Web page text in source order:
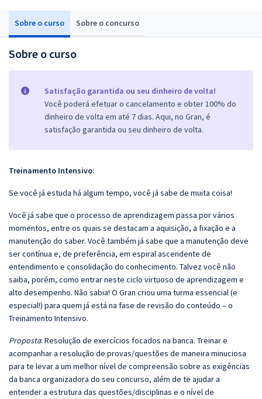
Sobre o curso Sobre o concurso
Sobre o curso
Satisfação garantida ou seu dinheiro de volta!
Você poderá efetuar o cancelamento e obter 100% do
dinheiro de volta em até 7 dias. Aqui, no Gran, é
satisfação garantida ou seu dinheiro de volta.
Treinamento Intensivo:
Se você já estuda há algum tempo, você já sabe de muita coisa!
Você já sabe que o processo de aprendizagem passa por vários
momentos, entre os quais se destacam a aquisição, a fixação e a
manutenção do saber. Você também já sabe que a manutenção deve
ser contínua e, de preferência, em espiral ascendente de
entendimento e consolidação do conhecimento. Talvez você não
saiba, porém, como entrar neste ciclo virtuoso de aprendizagem e
alto desempenho. Não sabia! O Gran criou uma turma essencial (e
especial!) para quem já está na fase de revisão do conteúdo – o
Treinamento Intensivo.
Proposta: Resolução de exercícios focados na banca. Treinar e
acompanhar a resolução de provas/questões de maneira minuciosa
para te levar a um melhor nível de compreensão sobre as exigências
da banca organizadora do seu concurso, além de te ajudar a
entender a estrutura das questões/disciplinas e o nível de